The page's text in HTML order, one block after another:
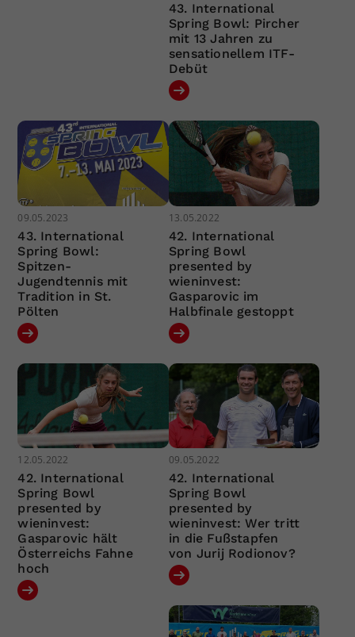
43. International
Spring Bowl: Pircher
mit 13 Jahren zu
sensationellem ITF-
Debüt
09.05.2023
43. International
Spring Bowl:
Spitzen-
Jugendtennis mit
Tradition in St.
Pölten
13.05.2022
42. International
Spring Bowl
presented by
wieninvest:
Gasparovic im
Halbfinale gestoppt
12.05.2022
42. International
Spring Bowl
presented by
wieninvest:
Gasparovic hält
Österreichs Fahne
hoch
09.05.2022
42. International
Spring Bowl
presented by
wieninvest: Wer tritt
in die Fußstapfen
von Jurij Rodionov?